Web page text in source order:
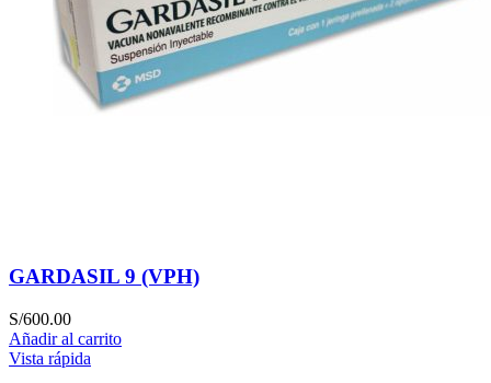
GARDASIL 9 (VPH)
S/600.00
Añadir al carrito
Vista rápida